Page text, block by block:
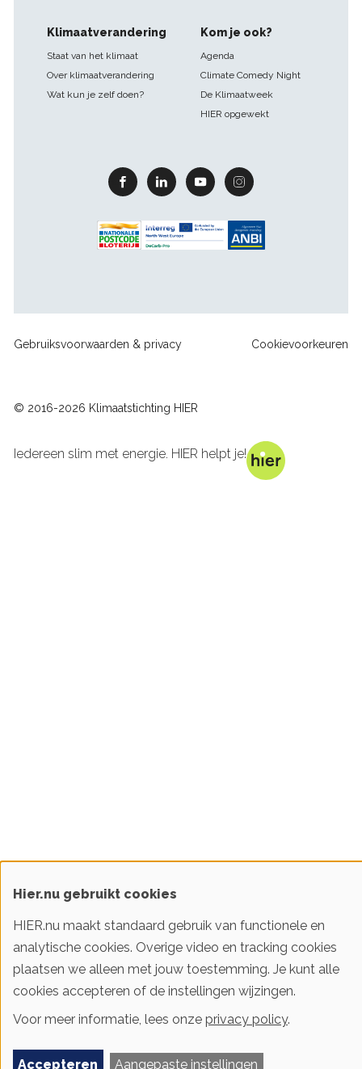
Klimaatverandering
Staat van het klimaat
Over klimaatverandering
Wat kun je zelf doen?
Kom je ook?
Agenda
Climate Comedy Night
De Klimaatweek
HIER opgewekt
Facebook Linkedin Youtube Instagram
Footer
Gebruiksvoorwaarden & privacy Cookievoorkeuren
© 2016-2026 Klimaatstichting HIER
Iedereen slim met energie. HIER helpt je!
Hier.nu gebruikt cookies
HIER.nu maakt standaard gebruik van functionele en
analytische cookies. Overige video en tracking cookies
plaatsen we alleen met jouw toestemming. Je kunt alle
cookies accepteren of de instellingen wijzingen.
Voor meer informatie, lees onze privacy policy.
Aangepaste instellingen
Accepteren